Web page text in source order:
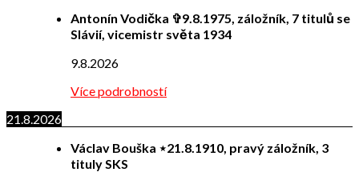
Antonín Vodička ✞9.8.1975, záložník, 7 titulů se
Slávií, vicemistr světa 1934
9.8.2026
Více podrobností
21.8.2026
Václav Bouška ⋆21.8.1910, pravý záložník, 3
tituly SKS